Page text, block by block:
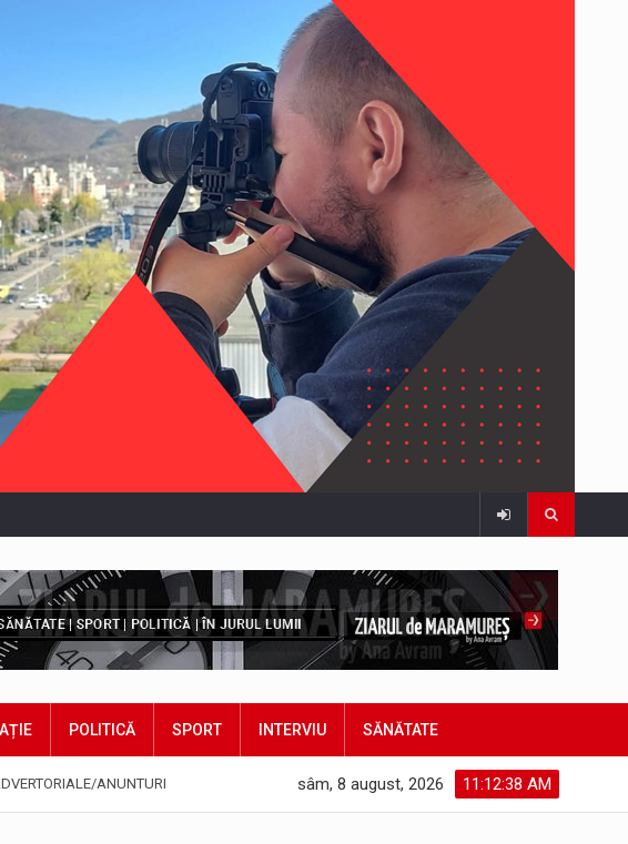
POLITICĂ SPORT INTERVIU SĂNĂTATE
ANUNTURI 11:12:40 AM
sâm, 8 august, 2026